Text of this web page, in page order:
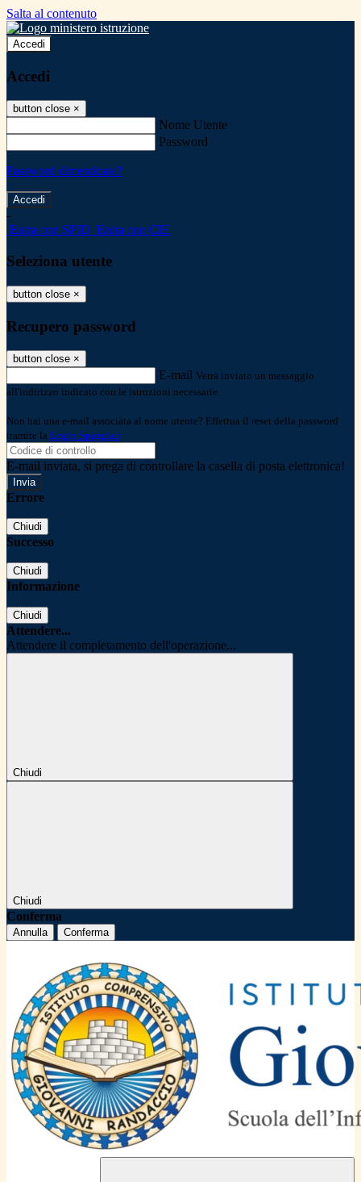
Salta al contenuto
Accedi
Accedi
button close ×
Nome Utente
Password
Password dimenticata?
-
Entra con SPID Entra con CIE
Seleziona utente
button close ×
Recupero password
button close ×
E-mail Verrà inviato un messaggio
all'indirizzo indicato con le istruzioni necessarie.
Non hai una e-mail associata al nome utente? Effettua il reset della password
tramite la Login Spaggiari
E-mail inviata, si prega di controllare la casella di posta elettronica!
Errore
Chiudi
Successo
Chiudi
Informazione
Chiudi
Attendere...
Attendere il completamento dell'operazione...
Chiudi
Chiudi
Conferma
Annulla Conferma